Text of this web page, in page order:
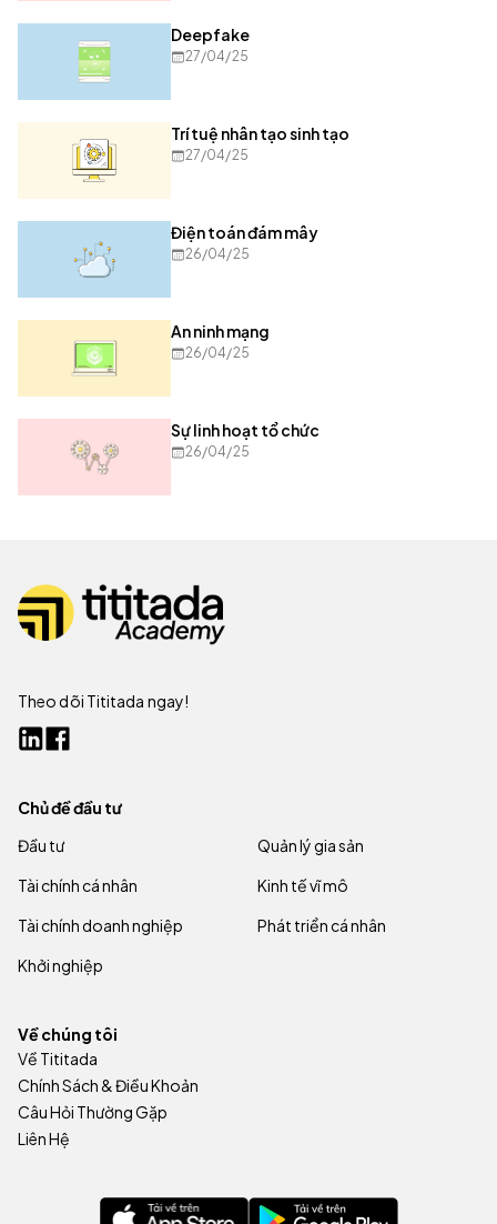
Deepfake
27/04/25
Trí tuệ nhân tạo sinh tạo
27/04/25
Điện toán đám mây
26/04/25
An ninh mạng
26/04/25
Sự linh hoạt tổ chức
26/04/25
Theo dõi Tititada ngay!
Chủ đề đầu tư
Đầu tư
Quản lý gia sản
Tài chính cá nhân
Kinh tế vĩ mô
Tài chính doanh nghiệp
Phát triển cá nhân
Khởi nghiệp
Về chúng tôi
Về Tititada
Chính Sách & Điều Khoản
Câu Hỏi Thường Gặp
Liên Hệ